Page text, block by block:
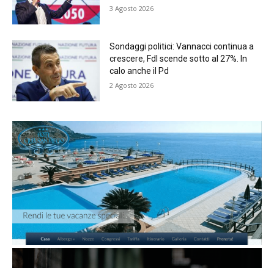
3 Agosto 2026
Sondaggi politici: Vannacci continua a
crescere, FdI scende sotto al 27%. In
calo anche il Pd
2 Agosto 2026